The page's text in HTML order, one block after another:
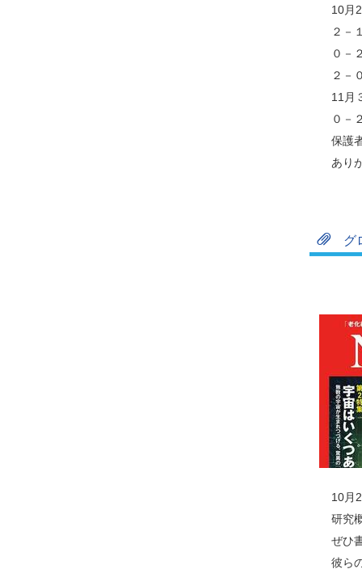
10月
２－
０－
２－
11月
０－
保護
あり
グ
10月
研究
ぜひ
彼ら